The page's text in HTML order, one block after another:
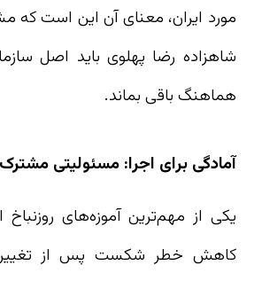
مورد ایران، معنای آن این است که
شاهزاده رضا پهلوی باید اصل
هماهنگ باقی بماند.
آمادگی برای اجرا: مسئولیتی مشترک
یکی از مهم‌ترین آموزه‌های روزنباخ
کاهش خطر شکست پس از تغییر